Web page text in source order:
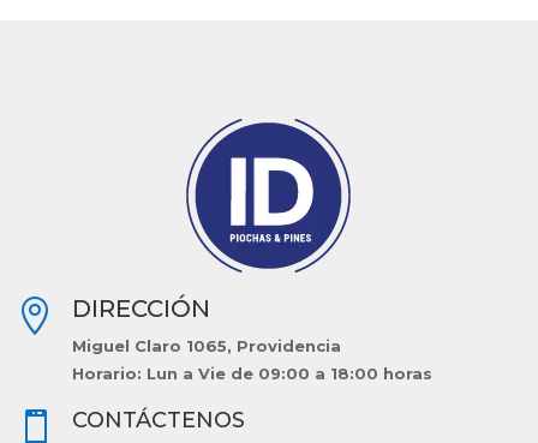
 DIRECCIÓN
Miguel Claro 1065, Providencia
Horario: Lun a Vie de 09:00 a 18:00 horas
 CONTÁCTENOS